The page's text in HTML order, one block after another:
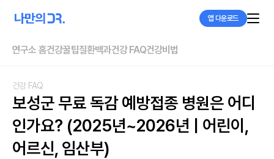
앱 다운로드
연구소 홈건강꿀팁질환백과건강 FAQ건강비법
건강 FAQ
보성군 무료 독감 예방접종 병원은 어디
인가요? (2025년~2026년 | 어린이,
어르신, 임산부)